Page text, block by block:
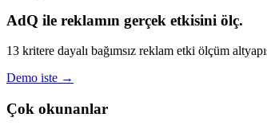
AdQ ile reklamın gerçek etkisini ölç.
13 kritere dayalı bağımsız reklam etki ölçüm
Demo iste →
Çok okunanlar